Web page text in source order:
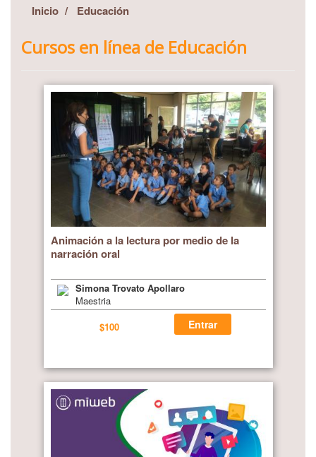
Inicio Educación
Cursos en línea de Educación
Animación a la lectura por medio de la
narración oral
Simona Trovato Apollaro
Maestria
$100
Entrar